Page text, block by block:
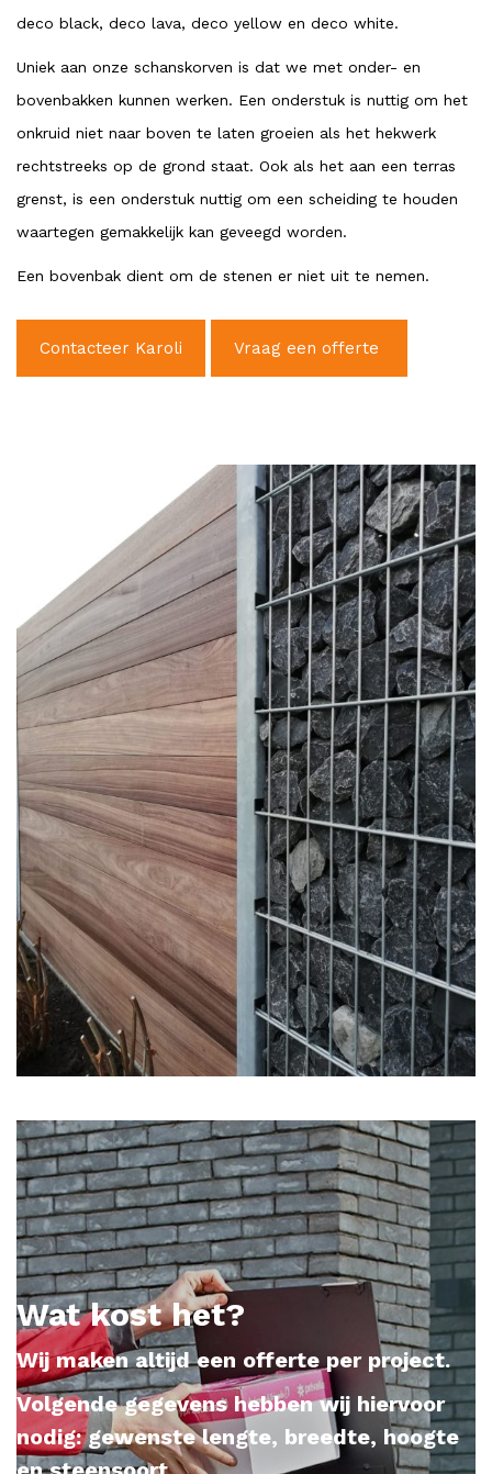
deco black, deco lava, deco yellow en deco white.
Uniek aan onze schanskorven is dat we met onder- en
bovenbakken kunnen werken. Een onderstuk is nuttig om het
onkruid niet naar boven te laten groeien als het hekwerk
rechtstreeks op de grond staat. Ook als het aan een terras
grenst, is een onderstuk nuttig om een scheiding te houden
waartegen gemakkelijk kan geveegd worden.
Een bovenbak dient om de stenen er niet uit te nemen.
Contacteer Karoli Vraag een offerte
Wat kost het?
Wij maken altijd een offerte per project.
Volgende gegevens hebben wij hiervoor
nodig: gewenste lengte, breedte, hoogte